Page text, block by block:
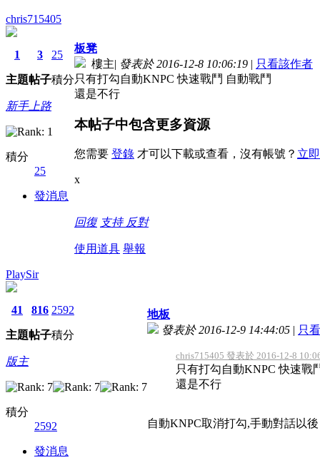
chris715405
1
主題
3
帖子
25
積分
新手上路
積分
25
發消息
板凳
樓主| 發表於 2016-12-8 10:06:19 | 只看該作者
只有打勾自動KNPC 快速戰鬥 自動戰鬥
還是不行
本帖子中包含更多資源
您需要 登錄 才可以下載或查看，沒有帳號？ 立
x
回復 支持 反對
使用道具 舉報
PlaySir
41
主題
816
帖子
2592
積分
版主
積分
2592
發消息
地板
發表於 2016-12-9 14:44:05 | 只
chris715405 發表於 2016-12-8
只有打勾自動KNPC 快速戰
還是不行
自動KNPC取消打勾,手動對話以